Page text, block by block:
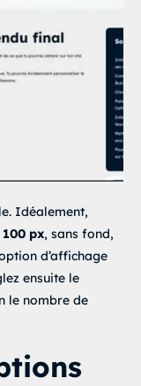
Idéalement,
px, sans fond,
d’affichage
ensuite le
le nombre de